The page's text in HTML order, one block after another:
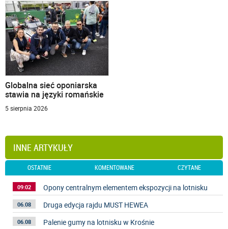
Globalna sieć oponiarska
stawia na języki romańskie
5 sierpnia 2026
INNE ARTYKUŁY
OSTATNIE KOMENTOWANE CZYTANE
09:02 Opony centralnym elementem ekspozycji na lotnisku
06.08 Druga edycja rajdu MUST HEWEA
06.08 Palenie gumy na lotnisku w Krośnie